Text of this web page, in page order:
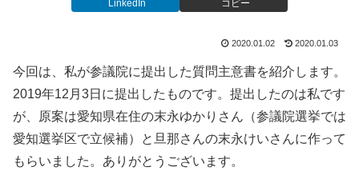
LinkedIn コピー
2020.01.02 2020.01.03
今回は、私が参議院に提出した質問主意書を紹介します。
2019年12月3日に提出したものです。提出したのは私です
が、原案は愛知県在住の末永ゆかりさん（参議院選挙では
愛知選挙区で立候補）と旦那さんの末永けいさんに作って
もらいました。ありがとうございます。